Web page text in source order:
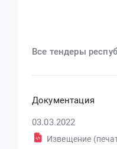
Все тендеры
Документация
03.03.2022
Извещение